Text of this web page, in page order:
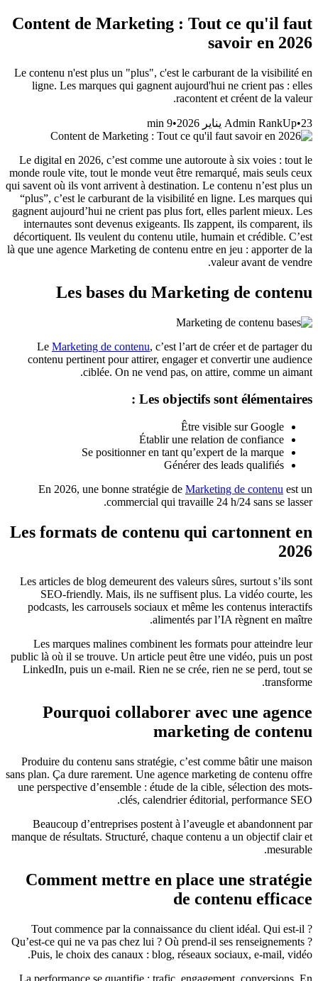
Content de Marketing : Tout ce qu'il faut
savoir en 2026
Le contenu n'est plus un "plus", c'est le carburant de la visibilité en
ligne. Les marques qui gagnent aujourd'hui ne crient pas : elles
racontent et créent de la valeur.
Admin RankUp•23 يناير 2026 •
9
Le digital en 2026, c’est comme une autoroute à six voies : tout le
monde roule vite, tout le monde veut être remarqué, mais seuls ceux
qui savent où ils vont arrivent à destination. Le contenu n’est plus un
“plus”, c’est le carburant de la visibilité en ligne. Les marques qui
gagnent aujourd’hui ne crient pas plus fort, elles parlent mieux. Les
internautes sont devenus exigeants. Ils zappent, ils comparent, ils
décortiquent. Ils veulent du contenu utile, humain et crédible. C’est
là que une agence Marketing de contenu entre en jeu : apporter de la
valeur avant de vendre.
Les bases du Marketing de contenu
Le Marketing de contenu, c’est l’art de créer et de partager du
contenu pertinent pour attirer, engager et convertir une audience
ciblée. On ne vend pas, on attire, comme un aimant.
Les objectifs sont élémentaires :
Être visible sur Google
Établir une relation de confiance
Se positionner en tant qu’expert de la marque
Générer des leads qualifiés
En 2026, une bonne stratégie de Marketing de contenu est un
commercial qui travaille 24 h/24 sans se lasser.
Les formats de contenu qui cartonnent en
2026
Les articles de blog demeurent des valeurs sûres, surtout s’ils sont
SEO-friendly. Mais, ils ne suffisent plus. La vidéo courte, les
podcasts, les carrousels sociaux et même les contenus interactifs
alimentés par l’IA règnent en maître.
Les marques malines combinent les formats pour atteindre leur
public là où il se trouve. Un article peut être une vidéo, puis un post
LinkedIn, puis un e-mail. Rien ne se crée, rien ne se perd, tout se
transforme.
Pourquoi collaborer avec une agence
marketing de contenu
Produire du contenu sans stratégie, c’est comme bâtir une maison
sans plan. Ça dure rarement. Une agence marketing de contenu offre
une perspective d’ensemble : étude de la cible, sélection des mots-
clés, calendrier éditorial, performance SEO.
Beaucoup d’entreprises postent à l’aveugle et abandonnent par
manque de résultats. Structuré, chaque contenu a un objectif clair et
mesurable.
Comment mettre en place une stratégie
de contenu efficace
Tout commence par la connaissance du client idéal. Qui est-il ?
Qu’est-ce qui ne va pas chez lui ? Où prend-il ses renseignements ?
Puis, le choix des canaux : blog, réseaux sociaux, e-mail, vidéo.
La performance se quantifie : trafic, engagement, conversions. En